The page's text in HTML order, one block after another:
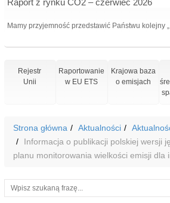
Raport z rynku CO2 – czerwiec 2026
Mamy przyjemność przedstawić Państwu kolejny „
Rejestr
Unii
Raportowanie
w EU ETS
Krajowa baza
o emisjach
Strona główna Aktualności
Informacja o publikacji polskiej wersji
planu monitorowania wielkości emisji dla
Wyszukiwarka